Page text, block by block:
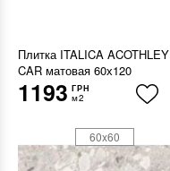
Плитка ITALICA ACOTHLEY
CAR матовая 60х120
1193 ГРН
м2
60x60